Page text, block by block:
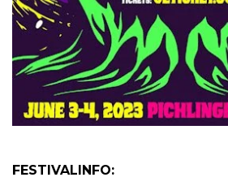
FESTIVALINFO: